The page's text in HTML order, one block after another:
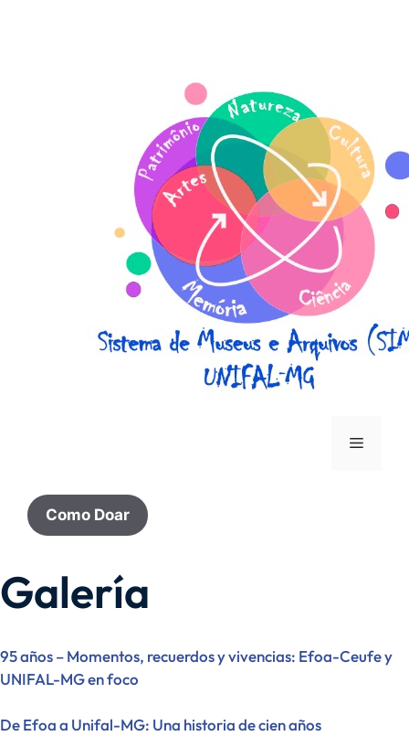
Como Doar
Galería
95 años – Momentos, recuerdos y vivencias: Efoa-Ceufe y
UNIFAL-MG en foco
De Efoa a Unifal-MG: Una historia de cien años